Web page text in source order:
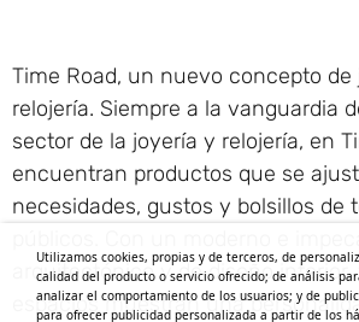
Time Road, un nuevo concepto de
relojería. Siempre a la vanguardia
sector de la joyería y relojería, en
encuentran productos que se
necesidades, gustos y bolsillos de
arquitectónico y de diseño
espacios muestran una
Utilizamos cookies, propias y de terceros, de
calidad del producto o servicio ofrecido; de análisis
analizar el comportamiento de los usuarios; y de
para ofrecer publicidad personalizada a partir de los